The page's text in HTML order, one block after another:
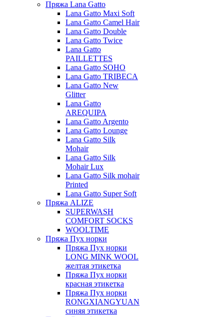
Пряжа Lana Gatto
Lana Gatto Maxi Soft
Lana Gatto Camel Hair
Lana Gatto Double
Lana Gatto Twice
Lana Gatto
PAILLETTES
Lana Gatto SOHO
Lana Gatto TRIBECA
Lana Gatto New
Glitter
Lana Gatto
AREQUIPA
Lana Gatto Argento
Lana Gatto Lounge
Lana Gatto Silk
Mohair
Lana Gatto Silk
Mohair Lux
Lana Gatto Silk mohair
Printed
Lana Gatto Super Soft
Пряжа ALIZE
SUPERWASH
COMFORT SOCKS
WOOLTIME
Пряжа Пух норки
Пряжа Пух норки
LONG MINK WOOL
желтая этикетка
Пряжа Пух норки
красная этикетка
Пряжа Пух норки
RONGXIANGYUAN
синяя этикетка